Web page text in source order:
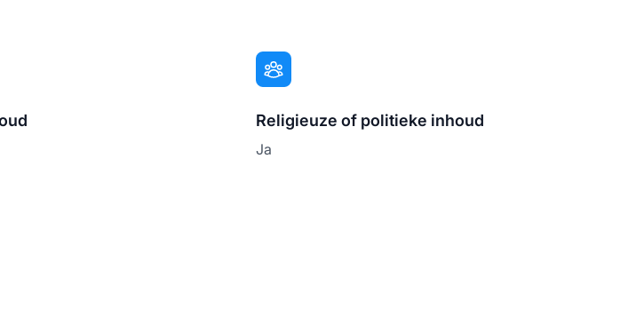
Religieuze of politieke inhoud
Ja